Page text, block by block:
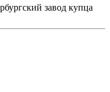
завод купца